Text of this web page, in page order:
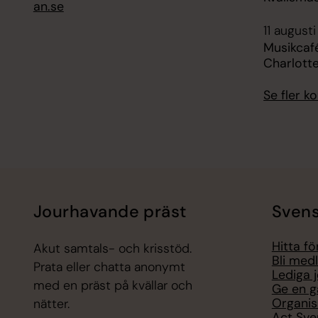
an.se
11
Se fler
Jourhavande präst
Akut samtals- och krisstöd.
Prata eller chatta anonymt
med en präst på kvällar och
nätter.
Hitta
Bli
Lediga
Ge en